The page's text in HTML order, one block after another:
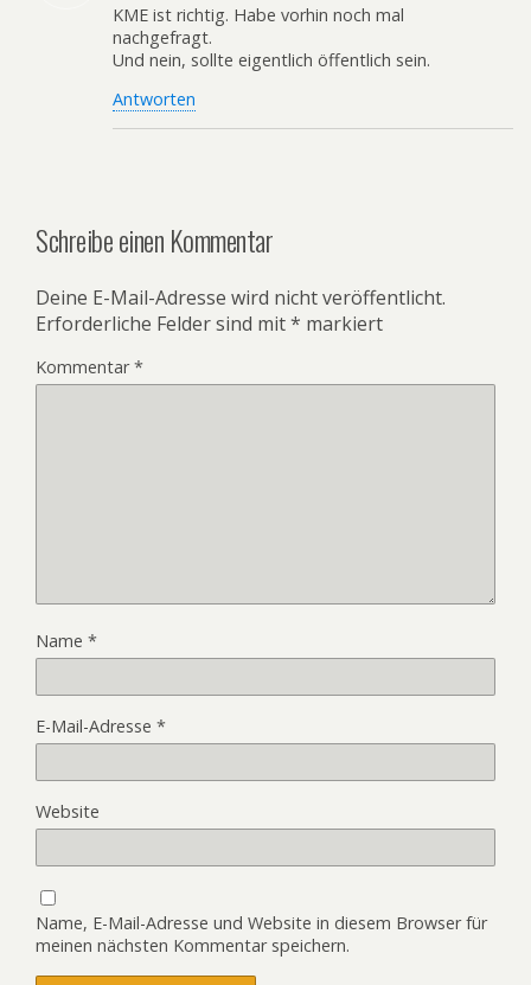
KME ist richtig. Habe vorhin noch mal
nachgefragt.
Und nein, sollte eigentlich öffentlich sein.
Antworten
Schreibe einen Kommentar
Deine E-Mail-Adresse wird nicht veröffentlicht.
Erforderliche Felder sind mit* markiert
Kommentar*
Name *
E-Mail-Adresse *
Website
Name, E-Mail-Adresse und Website in diesem Browser für
meinen nächsten Kommentar speichern.